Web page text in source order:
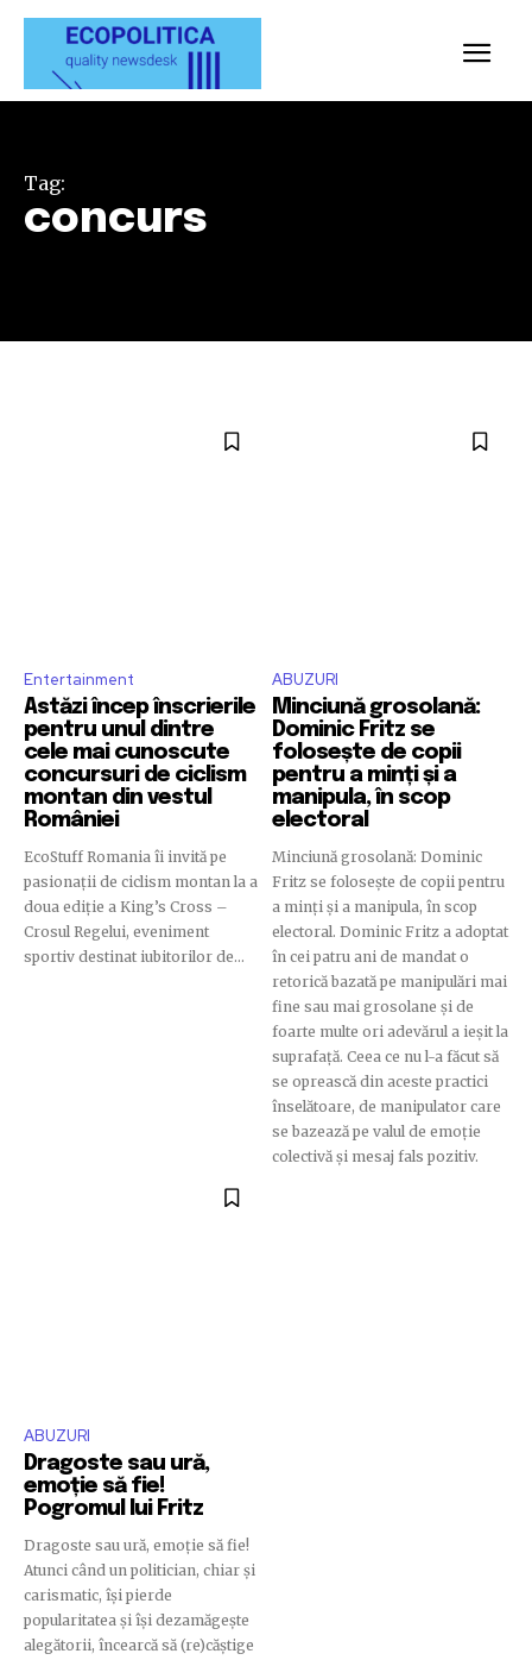
Tag:
concurs
Entertainment
Astăzi încep înscrierile
pentru unul dintre
cele mai cunoscute
concursuri de ciclism
montan din vestul
României
EcoStuff Romania îi invită pe
pasionații de ciclism montan la a
doua ediție a King’s Cross –
Crosul Regelui, eveniment
sportiv destinat iubitorilor de...
ABUZURI
Minciună grosolană:
Dominic Fritz se
folosește de copii
pentru a minți și a
manipula, în scop
electoral
Minciună grosolană: Dominic
Fritz se folosește de copii pentru
a minți și a manipula, în scop
electoral. Dominic Fritz a adoptat
în cei patru ani de mandat o
retorică bazată pe manipulări mai
fine sau mai grosolane și de
foarte multe ori adevărul a ieșit la
suprafață. Ceea ce nu l-a făcut să
se oprească din aceste practici
înselătoare, de manipulator care
se bazează pe valul de emoție
colectivă și mesaj fals pozitiv.
ABUZURI
Dragoste sau ură,
emoție să fie!
Pogromul lui Fritz
Dragoste sau ură, emoție să fie!
Atunci când un politician, chiar și
carismatic, își pierde
popularitatea și își dezamăgește
alegătorii, încearcă să (re)căștige